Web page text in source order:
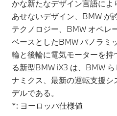
かな新たなデザイン言語に
あせないデザイン、BMW が
テクノロジー、BMW オペレ
ベースとしたBMW パノラミ
輪と後輪に電気モーターを
る新型BMW iX3 は、BMW
ナミクス、最新の運転支援
デルである。
*: ヨーロッパ仕様値